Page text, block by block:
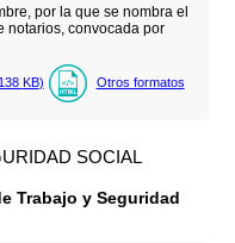
por la que se nombra el
notarios, convocada por
KB) Otros formatos
SOCIAL
Trabajo y Seguridad